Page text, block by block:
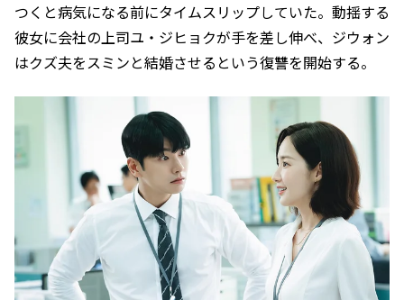
つくと病気になる前にタイムスリップしていた。動揺する
彼女に会社の上司ユ・ジヒョクが手を差し伸べ、ジウォン
はクズ夫をスミンと結婚させるという復讐を開始する。